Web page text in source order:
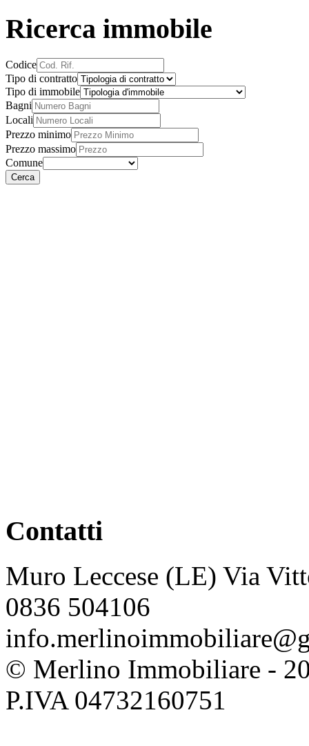
Ricerca immobile
Codice
Tipo di contratto
Tipo di immobile
Bagni
Locali
Prezzo minimo
Prezzo massimo
Comune
Contatti
Muro Leccese (LE) Via
0836 504106
© Merlino Immobiliare -
P.IVA 04732160751